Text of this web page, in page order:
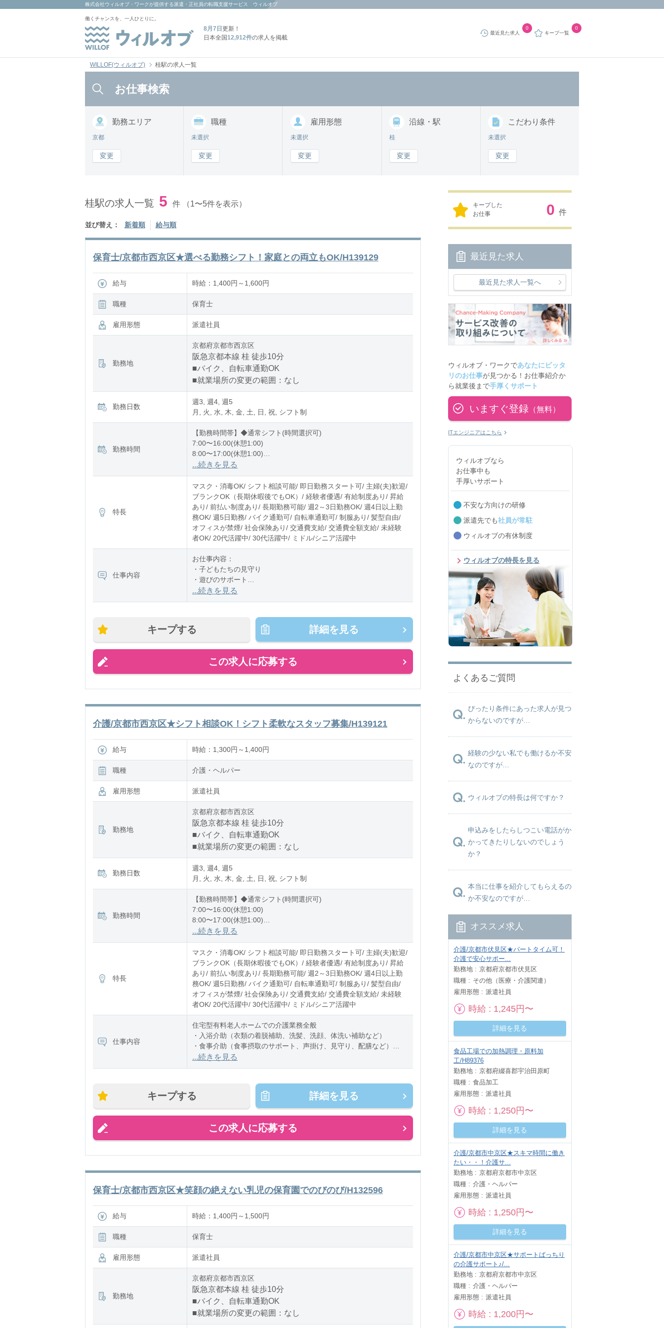
株式会社ウィルオブ・ワーク が提供する派遣・正社員の転職支援サービス ウィルオブ
働くチャンスを、一人ひとりに。
8月7日 更新！
日本全国12,912件の求人を掲載
最近見た求人
0
キープ一覧
0
WILLOF(ウィルオブ) 桂駅の求人一覧
お仕事検索
勤務エリア
京都
変更
職種
未選択
変更
雇用形態
未選択
変更
沿線・駅
桂
変更
こだわり 条件
未選択
変更
桂駅の求人一覧 5 件 （1〜5件を表示）
並び替え： 新着順 給与順
保育士/京都市西京区★選べる勤務シフト！家庭との両立もOK/H139129
給与 時給：1,400円～1,600円
職種 保育士
雇用形態 派遣社員
勤務地
京都府京都市西京区
阪急京都本線 桂 徒歩10分
■バイク、自転車通勤OK
■就業場所の変更の範囲：なし
勤務日数
週3, 週4, 週5
月, 火, 水, 木, 金, 土, 日, 祝, シフト制
勤務時間
【勤務時間帯】◆通常シフト(時間選択可)
7:00〜16:00(休憩1:00)
8:00〜17:00(休憩1:00)
12:00〜21:00(休憩1:00)
※残業：0〜10時間程度/月
...続きを見る
特長
マスク・消毒OK/ シフト相談可能/ 即日勤務スタート可/ 主婦(夫)歓迎/
ブランクOK（長期休暇後でもOK）/ 経験者優遇/ 有給制度あり/ 昇給
あり/ 前払い制度あり/ 長期勤務可能/ 週2～3日勤務OK/ 週4日以上勤
務OK/ 週5日勤務/ バイク通勤可/ 自転車通勤可/ 制服あり/ 髪型自由/
オフィスが禁煙/ 社会保険あり/ 交通費支給/ 交通費全額支給/ 未経験
者OK/ 20代活躍中/ 30代活躍中/ ミドル/シニア活躍中
仕事内容
お仕事内容：
・子どもたちの見守り
・遊びのサポート
・お散歩の付き添い
・園内の掃除、消毒 など
担当クラス：乳児またはクラスフリー
時間ごとのお仕事
...続きを見る
キープする 詳細を見る
この求人に応募する
介護/京都市西京区★シフト相談OK！シフト柔軟なスタッフ募集/H139121
給与 時給：1,300円～1,400円
職種 介護・ヘルパー
雇用形態 派遣社員
勤務地
京都府京都市西京区
阪急京都本線 桂 徒歩10分
■バイク、自転車通勤OK
■就業場所の変更の範囲：なし
勤務日数
週3, 週4, 週5
月, 火, 水, 木, 金, 土, 日, 祝, シフト制
勤務時間
【勤務時間帯】◆通常シフト(時間選択可)
7:00〜16:00(休憩1:00)
8:00〜17:00(休憩1:00)
12:00〜21:00(休憩1:00)
※残業：0〜10時間程度/月
...続きを見る
特長
マスク・消毒OK/ シフト相談可能/ 即日勤務スタート可/ 主婦(夫)歓迎/
ブランクOK（長期休暇後でもOK）/ 経験者優遇/ 有給制度あり/ 昇給
あり/ 前払い制度あり/ 長期勤務可能/ 週2～3日勤務OK/ 週4日以上勤
務OK/ 週5日勤務/ バイク通勤可/ 自転車通勤可/ 制服あり/ 髪型自由/
オフィスが禁煙/ 社会保険あり/ 交通費支給/ 交通費全額支給/ 未経験
者OK/ 20代活躍中/ 30代活躍中/ ミドル/シニア活躍中
仕事内容
住宅型有料老人ホームでの介護業務全般
・入浴介助（衣類の着脱補助、洗髪、洗顔、体洗い補助など）
・食事介助（食事摂取のサポート、声掛け、見守り、配膳など）
・排泄介助（トイレへの誘導、見守り、おむつ交
...続きを見る
キープする 詳細を見る
この求人に応募する
保育士/京都市西京区★笑顔の絶えない乳児の保育園でのびのび/H132596
給与 時給：1,400円～1,500円
職種 保育士
雇用形態 派遣社員
勤務地
京都府京都市西京区
阪急京都本線 桂 徒歩10分
■バイク、自転車通勤OK
■就業場所の変更の範囲：なし
キープした
お仕事
0 件
最近見た求人
最近見た求人一覧へ
ウィルオブ・ワークであなたにピッタ
リのお仕事が見つかる！お仕事紹介か
ら就業後まで手厚くサポート
いますぐ登録 （無料）
ITエンジニアはこちら
ウィルオブなら
お仕事中も
手厚いサポート
不安な方向けの研修
派遣先でも社員が常駐
ウィルオブの有休制度
ウィルオブの特長を見る
よくあるご質問
ぴったり条件にあった求人が見つ
からないのですが…
経験の少ない私でも働けるか不安
なのですが…
ウィルオブの特長は何ですか？
申込みをしたらしつこい電話がか
かってきたりしないのでしょう
か？
本当に仕事を紹介してもらえるの
か不安なのですが…
オススメ求人
介護/京都市伏見区★パートタイム可！
介護で安心サポー...
勤務地
京都府京都市伏見区
職種
その他（医療・介護関連）
雇用形態
派遣社員
時給 1,245円〜
詳細を見る
食品工場での加熱調理・原料加
工/H89376
勤務地
京都府綴喜郡宇治田原町
職種
食品加工
雇用形態
派遣社員
時給 1,250円〜
詳細を見る
介護/京都市中京区★スキマ時間に働き
たい・・！介護サ...
勤務地
京都府京都市中京区
職種
介護・ヘルパー
雇用形態
派遣社員
時給 1,250円〜
詳細を見る
介護/京都市中京区★サポートばっちり
の介護サポート♪/...
勤務地
京都府京都市中京区
職種
介護・ヘルパー
雇用形態
派遣社員
時給 1,200円〜